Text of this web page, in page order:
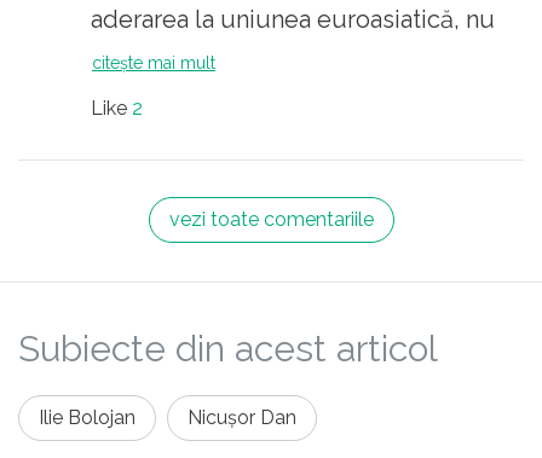
aderarea la uniunea euroasiatică, nu
va fi bine pentru populație, mai ales
citește mai mult
Like 2
vezi toate comentariile
Subiecte din acest articol
Ilie Bolojan Nicușor Dan